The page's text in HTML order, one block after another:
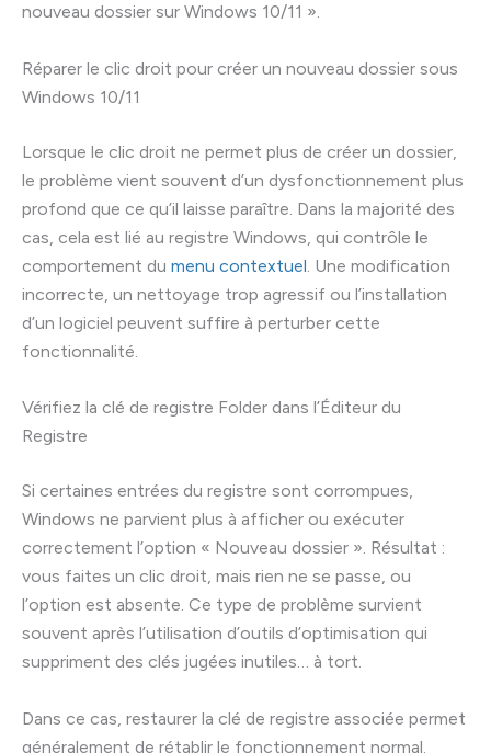
nouveau dossier sur Windows 10/11 ».
Réparer le clic droit pour créer un nouveau dossier sous
Windows 10/11
Lorsque le clic droit ne permet plus de créer un dossier,
le problème vient souvent d’un dysfonctionnement plus
profond que ce qu’il laisse paraître. Dans la majorité des
cas, cela est lié au registre Windows, qui contrôle le
comportement du menu contextuel. Une modification
incorrecte, un nettoyage trop agressif ou l’installation
d’un logiciel peuvent suffire à perturber cette
fonctionnalité.
Vérifiez la clé de registre Folder dans l’Éditeur du
Registre
Si certaines entrées du registre sont corrompues,
Windows ne parvient plus à afficher ou exécuter
correctement l’option « Nouveau dossier ». Résultat :
vous faites un clic droit, mais rien ne se passe, ou
l’option est absente. Ce type de problème survient
souvent après l’utilisation d’outils d’optimisation qui
suppriment des clés jugées inutiles… à tort.
Dans ce cas, restaurer la clé de registre associée permet
généralement de rétablir le fonctionnement normal.